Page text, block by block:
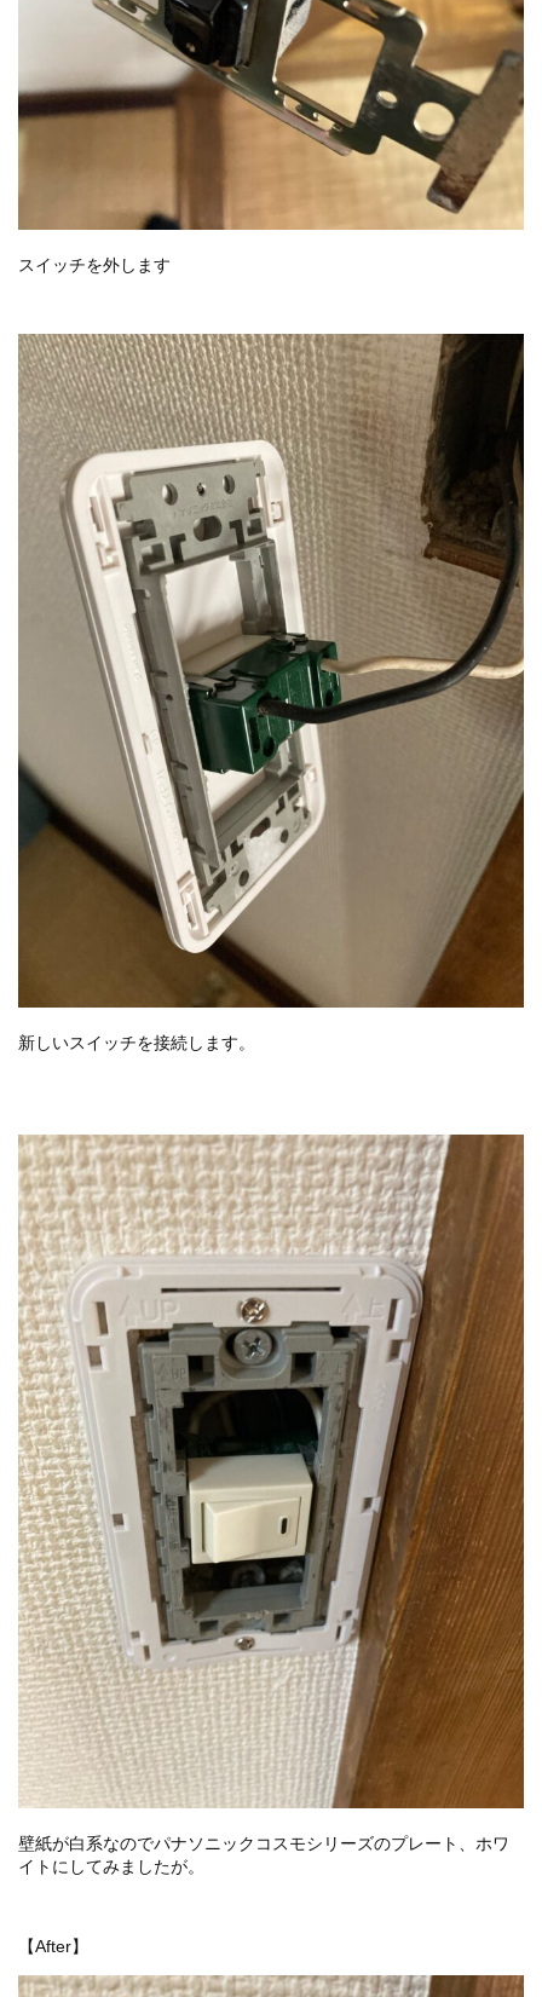
スイッチを外します
新しいスイッチを接続します。
壁紙が白系なのでパナソニックコスモシリーズのプレート、ホワ
イトにしてみましたが。
【After】